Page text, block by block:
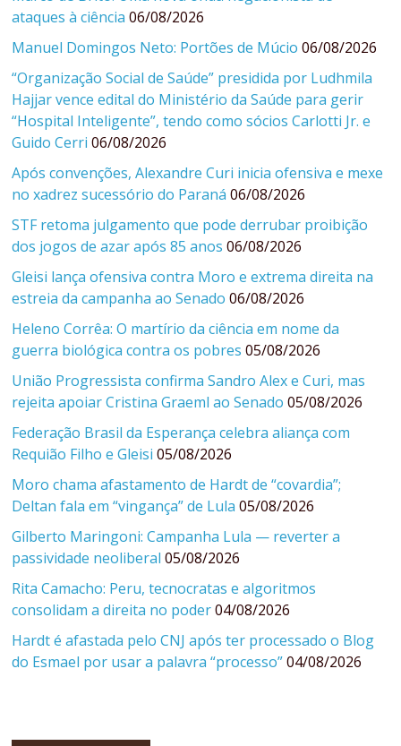
ataques à ciência 06/08/2026
Manuel Domingos Neto: Portões de Múcio 06/08/2026
“Organização Social de Saúde” presidida por Ludhmila
Hajjar vence edital do Ministério da Saúde para gerir
“Hospital Inteligente”, tendo como sócios Carlotti Jr. e
Guido Cerri 06/08/2026
Após convenções, Alexandre Curi inicia ofensiva e mexe
no xadrez sucessório do Paraná 06/08/2026
STF retoma julgamento que pode derrubar proibição
dos jogos de azar após 85 anos 06/08/2026
Gleisi lança ofensiva contra Moro e extrema direita na
estreia da campanha ao Senado 06/08/2026
Heleno Corrêa: O martírio da ciência em nome da
guerra biológica contra os pobres 05/08/2026
União Progressista confirma Sandro Alex e Curi, mas
rejeita apoiar Cristina Graeml ao Senado 05/08/2026
Federação Brasil da Esperança celebra aliança com
Requião Filho e Gleisi 05/08/2026
Moro chama afastamento de Hardt de “covardia”;
Deltan fala em “vingança” de Lula 05/08/2026
Gilberto Maringoni: Campanha Lula — reverter a
passividade neoliberal 05/08/2026
Rita Camacho: Peru, tecnocratas e algoritmos
consolidam a direita no poder 04/08/2026
Hardt é afastada pelo CNJ após ter processado o Blog
do Esmael por usar a palavra “processo” 04/08/2026